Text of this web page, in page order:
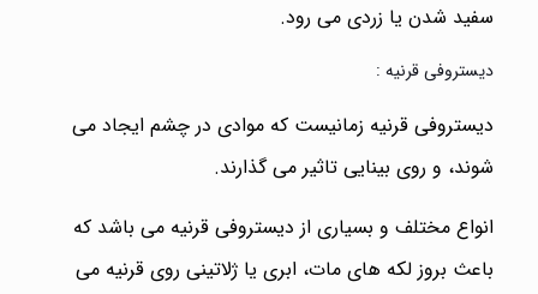
سفید شدن یا زردی می رود.
دیستروفی قرنیه :
دیستروفی قرنیه زمانیست که موادی در چشم ایجاد می
شوند، و روی بینایی تاثیر می گذارند.
انواع مختلف و بسیاری از دیستروفی قرنیه می باشد که
باعث بروز لکه های مات، ابری یا ژلاتینی روی قرنیه می